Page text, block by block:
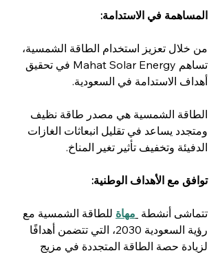
المساهمة في الاستدامة:
من خلال تعزيز استخدام الطاقة الشمسية،
تساهم Mahat Solar Energy في تحقيق
أهداف الاستدامة في السعودية.
الطاقة الشمسية هي مصدر طاقة نظيف
ومتجدد يساعد في تقليل انبعاثات الغازات
الدفيئة وتخفيف تأثير تغير المناخ.
توافق مع الأهداف الوطنية:
تتماشى أنشطة مهاة للطاقة الشمسية مع
رؤية السعودية 2030، التي تتضمن أهدافًا
لزيادة حصة الطاقة المتجددة في مزيج